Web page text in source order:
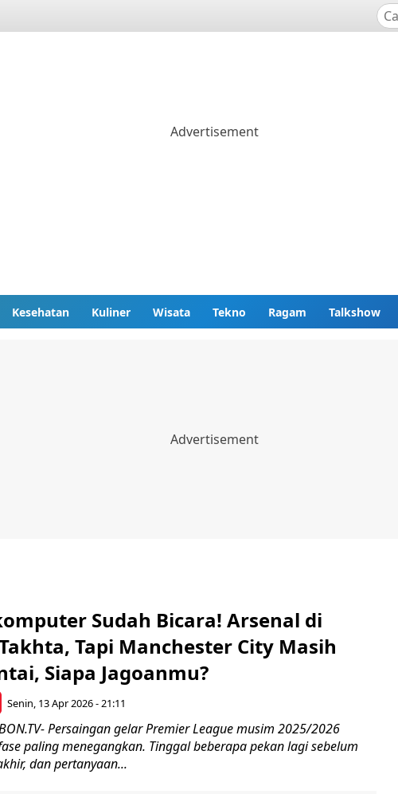
Kesehatan Kuliner Wisata Tekno Ragam Talkshow
Sudah Bicara! Arsenal di
Tapi Manchester City Masih
Siapa Jagoanmu?
Senin, 13 Apr 2026 - 21:11
Persaingan gelar Premier League musim 2025/2026
paling menegangkan. Tinggal beberapa pekan lagi sebelum
dan pertanyaan...